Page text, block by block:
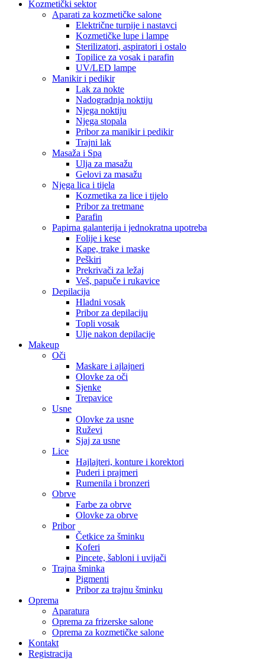
Kozmetički sektor
Aparati za kozmetičke salone
Električne turpije i nastavci
Kozmetičke lupe i lampe
Sterilizatori, aspiratori i ostalo
Topilice za vosak i parafin
UV/LED lampe
Manikir i pedikir
Lak za nokte
Nadogradnja noktiju
Njega noktiju
Njega stopala
Pribor za manikir i pedikir
Trajni lak
Masaža i Spa
Ulja za masažu
Gelovi za masažu
Njega lica i tijela
Kozmetika za lice i tijelo
Pribor za tretmane
Parafin
Papirna galanterija i jednokratna upotreba
Folije i kese
Kape, trake i maske
Peškiri
Prekrivači za ležaj
Veš, papuče i rukavice
Depilacija
Hladni vosak
Pribor za depilaciju
Topli vosak
Ulje nakon depilacije
Makeup
Oči
Maskare i ajlajneri
Olovke za oči
Sjenke
Trepavice
Usne
Olovke za usne
Ruževi
Sjaj za usne
Lice
Hajlajteri, konture i korektori
Puderi i prajmeri
Rumenila i bronzeri
Obrve
Farbe za obrve
Olovke za obrve
Pribor
Četkice za šminku
Koferi
Pincete, šabloni i uvijači
Trajna šminka
Pigmenti
Pribor za trajnu šminku
Oprema
Aparatura
Oprema za frizerske salone
Oprema za kozmetičke salone
Kontakt
Registracija